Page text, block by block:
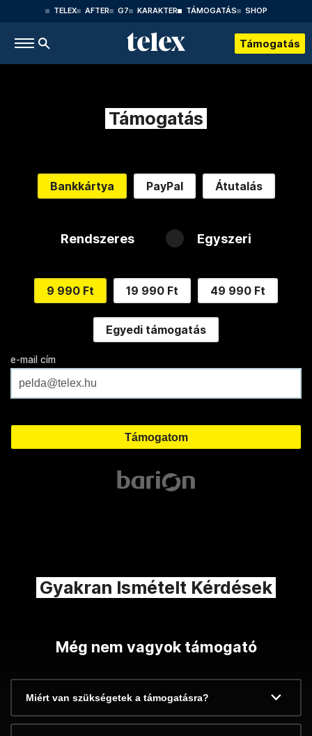
TELEX AFTER G7 KARAKTER TÁMOGATÁS SHOP
Támogatás
Támogatás
Bankkártya PayPal Átutalás
Rendszeres Egyszeri
9 990 Ft 19 990 Ft 49 990 Ft
Egyedi támogatás
e-mail cím
Gyakran Ismételt Kérdések
Még nem vagyok támogató
Miért van szükségetek a támogatásra?